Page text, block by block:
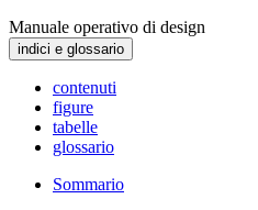
Manuale operativo di design
indici e glossario
contenuti
figure
tabelle
glossario
Sommario